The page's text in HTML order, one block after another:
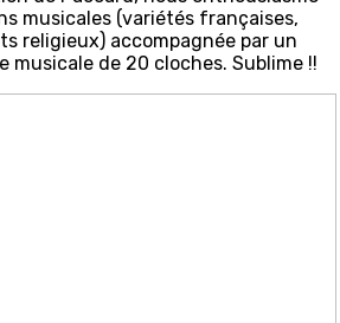
musicales (variétés françaises,
religieux) accompagnée par un
de 20 cloches. Sublime !!